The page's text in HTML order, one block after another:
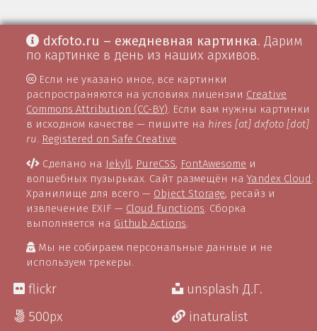
dxfoto.ru – ежедневная картинка. Дарим
по картинке в день из наших архивов.
Если не указано иное, все картинки
распространяются на условиях лицензии Creative
Commons Attribution (CC-BY). Если вам нужны картинки
в исходном качестве — пишите на hires [at] dxfoto [dot]
ru. Registered on Safe Creative
Сделано на Jekyll, PureCSS, FontAwesome и
волшебных пузырьках. Сайт размещён наYandex Cloud
Хранилище для всего — Object Storage, ресайз и
извлечение EXIF — Cloud Functions . Сборка
выполняется на Github Actions
Мы не собираем персональные данные и не
используем трекеры.
flickr
500px
unsplash Д.Г.
inaturalist